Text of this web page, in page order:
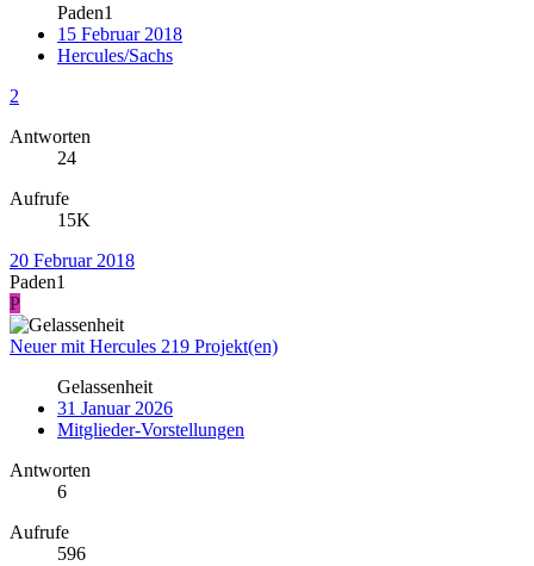
Paden1
15 Februar 2018
Hercules/Sachs
2
Antworten
24
Aufrufe
15K
20 Februar 2018
Paden1
P
Neuer mit Hercules 219 Projekt(en)
Gelassenheit
31 Januar 2026
Mitglieder-Vorstellungen
Antworten
6
Aufrufe
596